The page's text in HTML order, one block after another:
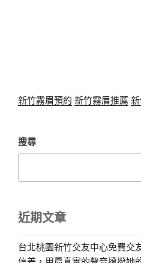
新竹霧眉預約 新竹霧眉推薦
搜尋
近期文章
台北桃園新竹交友中心免費交